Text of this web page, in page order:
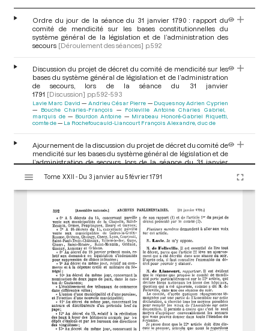
Ordre du jour de la séance du 31 janvier 1790 : rapport du
comité de mendicité sur les bases constitutionnelles du
système général de la législation et de l’administration des
secours [Déroulement des séances] p.592
Discussion du projet de décret du comité de mendicité sur les
bases du système général de législation et de l’administration
de secours, lors de la séance du 31 janvier
1791 [Discussion] pp.592-593
Lavie Marc David Andrieu César Pierre
Duquesnoy Adrien Cyprien
Bouche Charles-François
Folleville Antoine Charles Gabriel,
marquis de
Bourdon Antoine
Mirabeau Honoré-Gabriel Riquetti,
comte de
La Rochefoucauld-Liancourt François Alexandre, duc de
Ajournement de la discussion du projet de décret du comité de
mendicité sur les bases du système général de législation et de
l’administration de secours, lors de la séance du 31 janvier
Tracy Antoine Louis Claude Destutt, comte de
s
Tome XXII - Du 3 janvier au 5 février 1791